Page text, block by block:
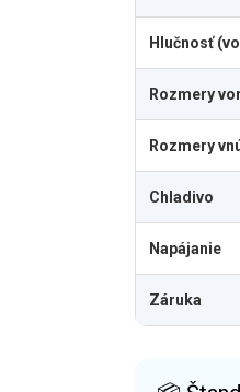
Hlučnosť
Rozmery
Rozmery
Chladivo
Napájanie
Záruka